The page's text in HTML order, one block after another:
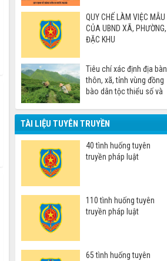
QUY CHẾ LÀM VIỆC MẪU
CỦA UBND XÃ, PHƯỜNG,
ĐẶC KHU
Tiêu chí xác định địa bàn
thôn, xã, tỉnh vùng đồng
bào dân tộc thiểu số và
TÀI LIỆU TUYÊN TRUYỀN
40 tình huống tuyên
truyền pháp luật
110 tình huống tuyên
truyền pháp luật
65 tình huống tuyên